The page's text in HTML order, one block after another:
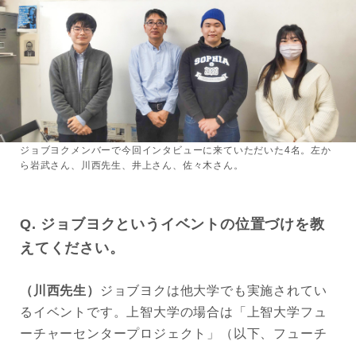
ジョブヨクメンバーで今回インタビューに来ていただいた4名。左か
ら岩武さん、川西先生、井上さん、佐々木さん。
Q. ジョブヨクというイベントの位置づけを教
えてください。
（川西先生）
ジョブヨクは他大学でも実施されてい
るイベントです。上智大学の場合は「上智大学フュ
ーチャーセンタープロジェクト」（以下、フューチ